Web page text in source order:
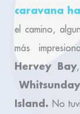
caravana
el camino,
más
Hervey Bay
Island. No